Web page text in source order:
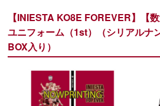
【INIESTA KO8E FOREVER】【
ユニフォーム（1st）（シリアルナ
BOX入り）